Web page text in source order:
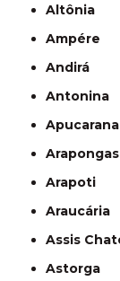
Altônia
Ampére
Andirá
Antonina
Apucarana
Arapongas
Arapoti
Araucária
Assis
Astorga